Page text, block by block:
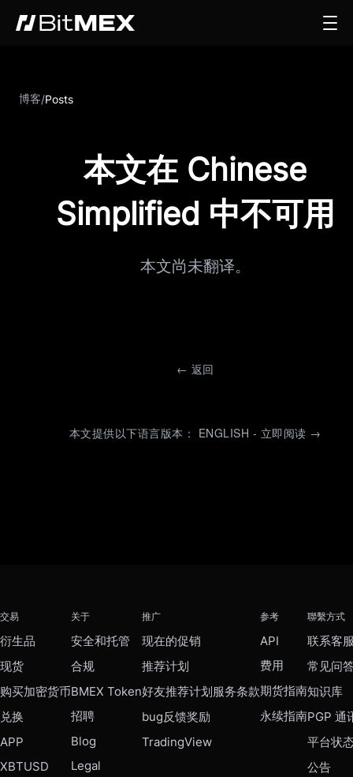
博客/Posts
本文在 Chinese
Simplified 中不可用
本文尚未翻译。
← 返回
本文提供以下语言版本： ENGLISH - 立即阅读 →
交易
衍生品
现货
购买加密货币
兑换
APP
XBTUSD
关于
安全和托管
合规
BMEX Token
招聘
Blog
Legal
推广
现在的促销
推荐计划
好友推荐计划服务条款
bug反馈奖励
TradingView
参考
API
费用
期货指南
永续指南
聯繫方式
联系客
常见问
知识库
PGP 通
平台状
公告